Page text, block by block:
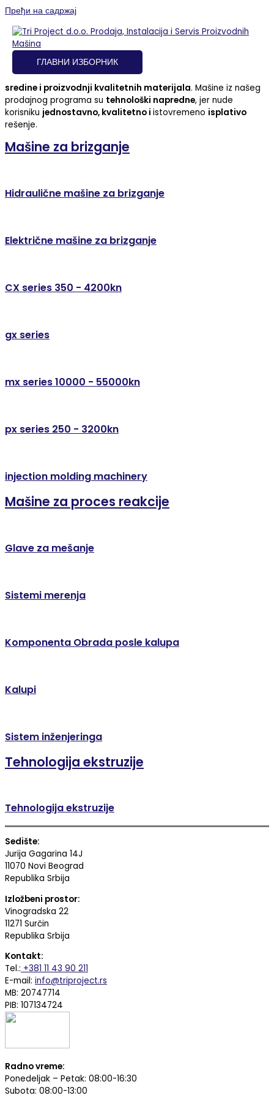
Пређи на садржај
ГЛАВНИ ИЗБОРНИК
Krauss Maffei Technologies GmbH
Zastupamo Kvalitet i Održiva Rešenja
Kontinuiranitehnološki razvoj donosi nove generacije
proizvodnih mašina, koje se zasnivaju
sredine i proizvodnji kvalitetnih materijala. Mašine iz našeg
prodajnog programa su tehnološki napredne, jer nude
korisniku jednostavno, kvalitetno i istovremeno isplativo
rešenje.
Mašine za brizganje
Hidraulične mašine za brizganje
Električne mašine za brizganje
CX series 350 - 4200kn
gx series
mx series 10000 - 55000kn
px series 250 - 3200kn
injection molding machinery
Mašine za proces reakcije
Glave za mešanje
Sistemi merenja
Komponenta Obrada posle kalupa
Kalupi
Sistem inženjeringa
Tehnologija ekstruzije
Tehnologija ekstruzije
Sedište:
Jurija Gagarina 14J
11070 Novi Beograd
Republika Srbija
Izložbeni prostor:
Vinogradska 22
11271 Surčin
Republika Srbija
Kontakt:
Tel.: +381 11 43 90 211
E-mail: info@triproject.rs
MB: 20747714
PIB: 107134724
Radno vreme:
Ponedeljak – Petak: 08:00-16:30
Subota: 08:00-13:00